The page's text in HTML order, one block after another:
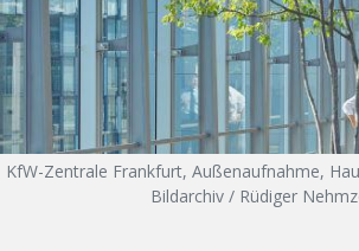
KfW-Zentrale Frankfurt, Außenaufnahme,
Bildarchiv / Rüdiger